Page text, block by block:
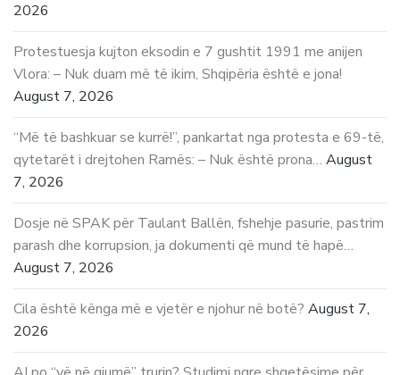
2026
Protestuesja kujton eksodin e 7 gushtit 1991 me anijen
Vlora: – Nuk duam më të ikim, Shqipëria është e jona!
August 7, 2026
“Më të bashkuar se kurrë!”, pankartat nga protesta e 69-të,
qytetarët i drejtohen Ramës: – Nuk është prona… August
7, 2026
Dosje në SPAK për Taulant Ballën, fshehje pasurie, pastrim
parash dhe korrupsion, ja dokumenti që mund të hapë…
August 7, 2026
Cila është kënga më e vjetër e njohur në botë? August 7,
2026